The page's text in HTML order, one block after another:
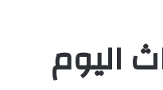
اليوم